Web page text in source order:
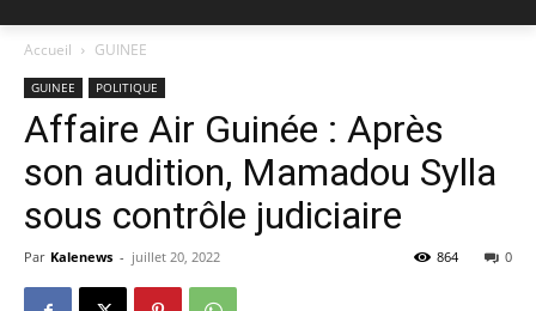
Accueil GUINEE
GUINEE POLITIQUE
Affaire Air Guinée : Après
son audition, Mamadou Sylla
sous contrôle judiciaire
Par Kalenews - juillet 20, 2022 0
864